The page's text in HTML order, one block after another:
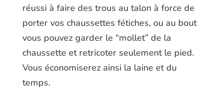
réussi à faire des trous au talon à force de
porter vos chaussettes fétiches, ou au bout
vous pouvez garder le “mollet” de la
chaussette et retricoter seulement le pied.
Vous économiserez ainsi la laine et du
temps.